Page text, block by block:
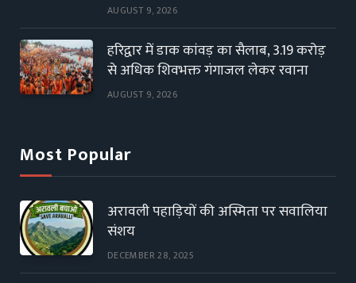
AUGUST 9, 2026
हरिद्वार में डाक कांवड़ का सैलाब, 3.19 करोड़
से अधिक शिवभक्त गंगाजल लेकर रवाना
AUGUST 9, 2026
Most Popular
अरावली पहाड़ियों की अस्मिता पर सवालिया
संशय
DECEMBER 28, 2025